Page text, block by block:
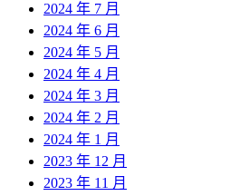
2024 年 7 月
2024 年 6 月
2024 年 5 月
2024 年 4 月
2024 年 3 月
2024 年 2 月
2024 年 1 月
2023 年 12 月
2023 年 11 月